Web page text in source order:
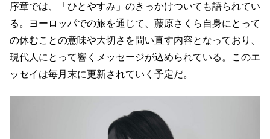
序章では、「ひとやすみ」のきっかけついても語られてい
る。ヨーロッパでの旅を通じて、藤原さくら自身にとって
の休むことの意味や大切さを問い直す内容となっており、
現代人にとって響くメッセージが込められている。このエ
ッセイは毎月末に更新されていく予定だ。